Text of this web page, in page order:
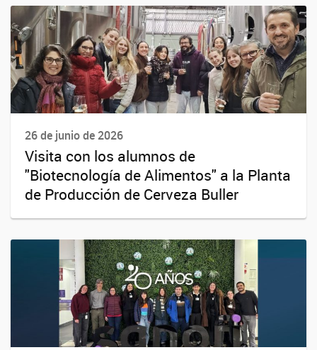
26 de junio de 2026
Visita con los alumnos de
"Biotecnología de Alimentos" a la Planta
de Producción de Cerveza Buller